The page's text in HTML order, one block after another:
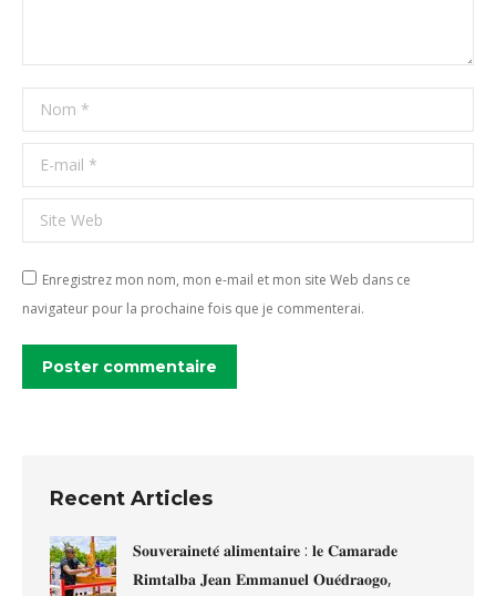
Nom *
E-mail *
Site Web
Enregistrez mon nom, mon e-mail et mon site Web dans ce
navigateur pour la prochaine fois que je commenterai.
Poster commentaire
Recent Articles
𝐒𝐨𝐮𝐯𝐞𝐫𝐚𝐢𝐧𝐞𝐭𝐞́ 𝐚𝐥𝐢𝐦𝐞𝐧𝐭𝐚𝐢𝐫𝐞 : 𝐥𝐞 𝐂𝐚𝐦𝐚𝐫𝐚𝐝𝐞
𝐑𝐢𝐦𝐭𝐚𝐥𝐛𝐚 𝐉𝐞𝐚𝐧 𝐄𝐦𝐦𝐚𝐧𝐮𝐞𝐥 𝐎𝐮𝐞́𝐝𝐫𝐚𝐨𝐠𝐨,